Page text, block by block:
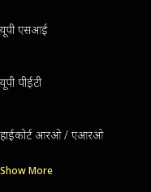
यूपी एसआई
यूपी पीईटी
हाईकोर्ट आरओ / एआरओ
Show More